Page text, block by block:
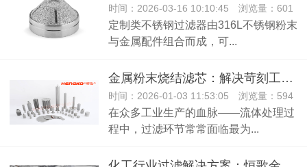
时间：2026-03-16 10:10:45 浏览量：601
定制类不锈钢过滤器由316L不锈钢粉末
与金属配件组合而成，可...
金属粉末烧结滤芯：解决苛刻工业过滤难题的核心元件！
时间：2026-01-03 11:53:05 浏览量：594
在众多工业生产的血脉——流体处理过
程中，过滤环节常常面临最为...